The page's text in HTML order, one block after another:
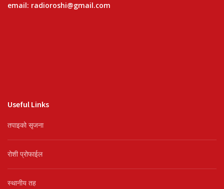
email: radioroshi@gmail.com
Useful Links
तपाइको सृजना
रोशी प्रोफाईल
स्थानीय तह